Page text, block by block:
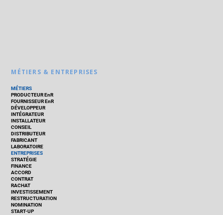
MÉTIERS & ENTREPRISES
MÉTIERS
PRODUCTEUR EnR
FOURNISSEUR EnR
DÉVELOPPEUR
INTÉGRATEUR
INSTALLATEUR
CONSEIL
DISTRIBUTEUR
FABRICANT
LABORATOIRE
ENTREPRISES
STRATÉGIE
FINANCE
ACCORD
CONTRAT
RACHAT
INVESTISSEMENT
RESTRUCTURATION
NOMINATION
START-UP